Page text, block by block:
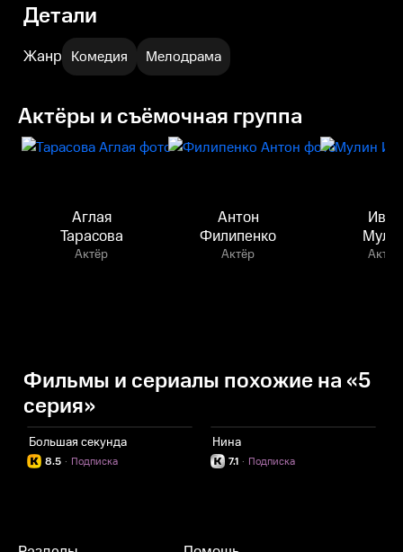
Детали
Жанр Комедия Мелодрама
Актёры и съёмочная группа
Аглая
Тарасова
Актёр
Антон
Филипенко
Актёр
Иван
Актёр
Фильмы и сериалы похожие на «5
серия»
Большая секунда
8.5 Подписка
·
Нина
7.1 Подписка
·